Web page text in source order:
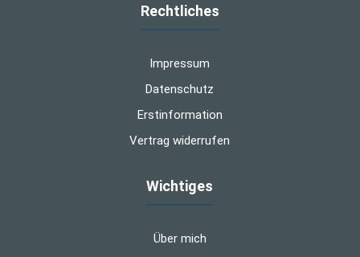
Rechtliches
Impressum
Datenschutz
Erstinformation
Vertrag widerrufen
Wichtiges
Über mich